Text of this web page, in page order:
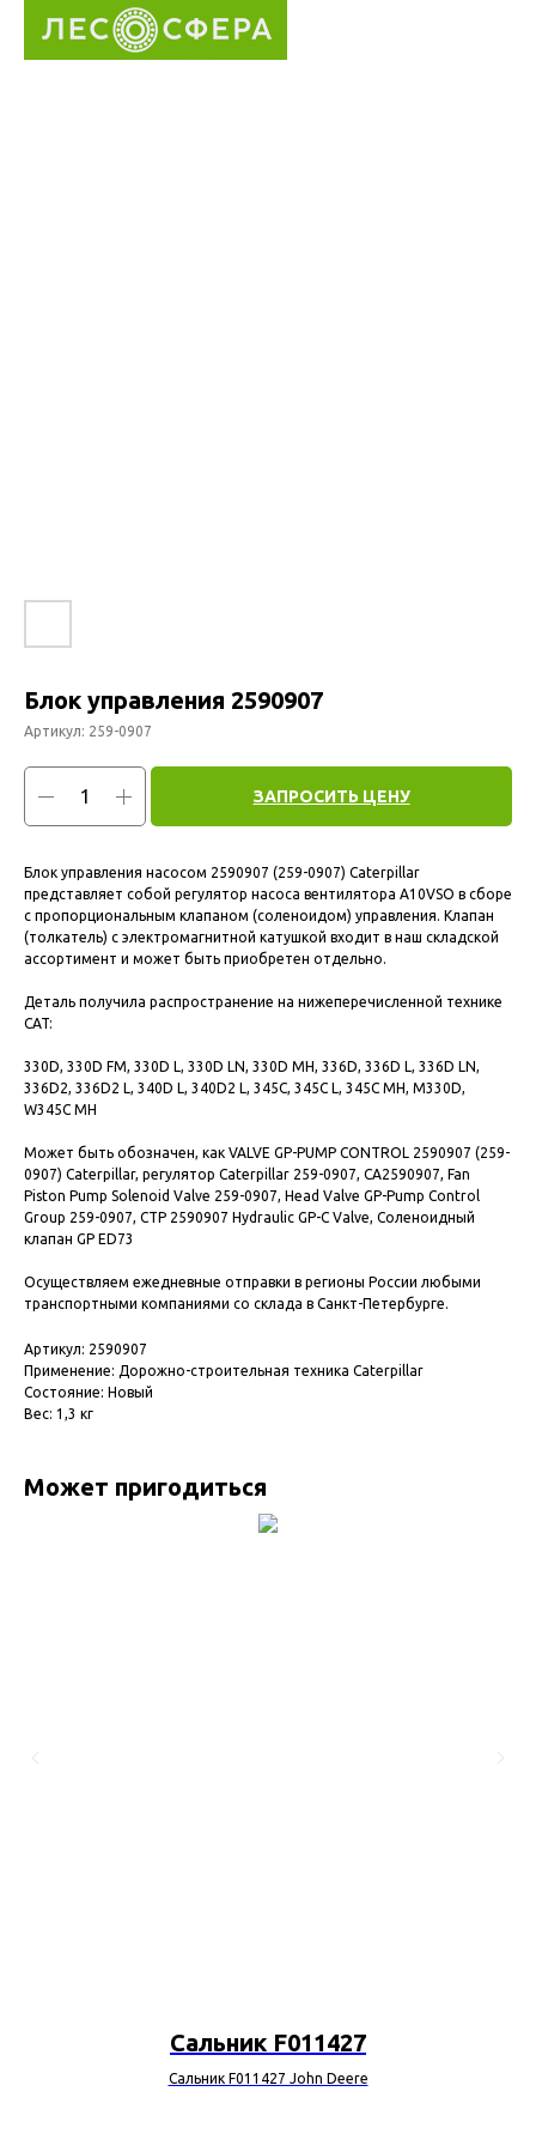
Блок управления 2590907
Артикул: 259-0907
ЗАПРОСИТЬ ЦЕНУ
Блок управления насосом 2590907 (259-0907) Caterpillar
представляет собой регулятор насоса вентилятора A10VSO в сборе
с пропорциональным клапаном (соленоидом) управления. Клапан
(толкатель) с электромагнитной катушкой входит в наш складской
ассортимент и может быть приобретен отдельно.
Деталь получила распространение на нижеперечисленной технике
CAT:
330D, 330D FM, 330D L, 330D LN, 330D MH, 336D, 336D L, 336D LN,
336D2, 336D2 L, 340D L, 340D2 L, 345C, 345C L, 345C MH, M330D,
W345C MH
Может быть обозначен, как VALVE GP-PUMP CONTROL 2590907 (259-
0907) Caterpillar, регулятор Caterpillar 259-0907, CA2590907, Fan
Piston Pump Solenoid Valve 259-0907, Head Valve GP-Pump Control
Group 259-0907, CTP 2590907 Hydraulic GP-C Valve, Соленоидный
клапан GP ED73
Осуществляем ежедневные отправки в регионы России любыми
транспортными компаниями со склада в Санкт-Петербурге.
Артикул: 2590907
Применение: Дорожно-строительная техника Caterpillar
Состояние: Новый
Вес: 1,3 кг
Может пригодиться
Сальник F011427
Сальник F011427 John Deere